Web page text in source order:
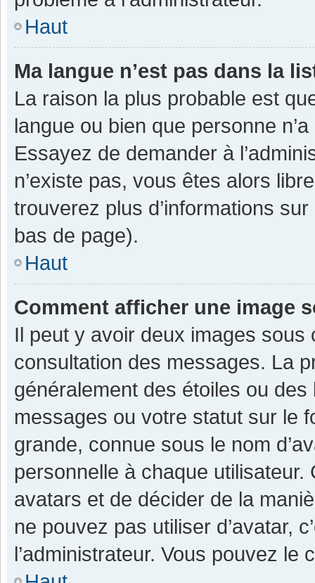
Haut
Ma langue n’est pas dans la
La raison la plus probable est
langue ou bien que personne
Essayez de demander à
n’existe pas, vous êtes alors
trouverez plus d’informations
bas de page).
Haut
Comment afficher une image
Il peut y avoir deux images sous
consultation des messages. La
généralement des étoiles ou
messages ou votre statut sur le
grande, connue sous le nom
personnelle à chaque utilisateur.
avatars et de décider de la
ne pouvez pas utiliser d’avatar,
l’administrateur. Vous pouvez